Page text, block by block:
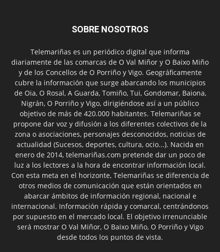
SOBRE NOSOTROS
Telemariñas es un periódico digital que informa
diariamente de las comarcas de O Val Miñor y O Baixo Miño
y de los Concellos de O Porriño y Vigo. Geográficamente
cubre la información que surge abarcando los municipios
de Oia, O Rosal, A Guarda, Tomiño, Tui, Gondomar, Baiona,
Nigrán, O Porriño y Vigo, dirigiéndose así a un público
objetivo de más de 420.000 habitantes. Telemariñas se
propone dar voz y difusión a los diferentes colectivos de la
zona o asociaciones, personajes desconocidos, noticias de
actualidad (Sucesos, deportes, cultura, ocio...). Nacida en
enero de 2014, telemariñas.com pretende dar un poco de
luz a los lectores a la hora de encontrar información local.
Con esta meta en el horizonte, Telemariñas se diferencia de
otros medios de comunicación que están orientados en
abarcar ámbitos de información regional, nacional e
internacional. Información rápida y comarcal, centrándonos
por supuesto en el mercado local. El objetivo irrenunciable
será mostrar O Val Miñor, O Baixo Miño, O Porriño y Vigo
desde todos los puntos de vista.